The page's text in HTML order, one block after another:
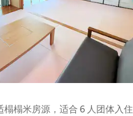
榻榻米房源，适合 6 人团体入住